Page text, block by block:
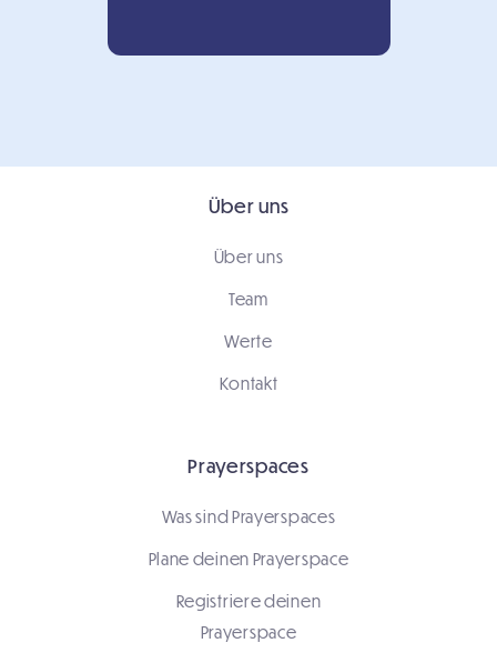
Über uns
Über uns
Team
Werte
Kontakt
Prayerspaces
Was sind Prayerspaces
Plane deinen Prayerspace
Registriere deinen
Prayerspace